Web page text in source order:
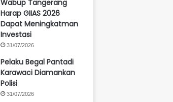
Wabup Tangerang
Harap GIIAS 2026
Dapat Meningkatman
Investasi
31/07/2026
Pelaku Begal Pantadi
Karawaci Diamankan
Polisi
31/07/2026